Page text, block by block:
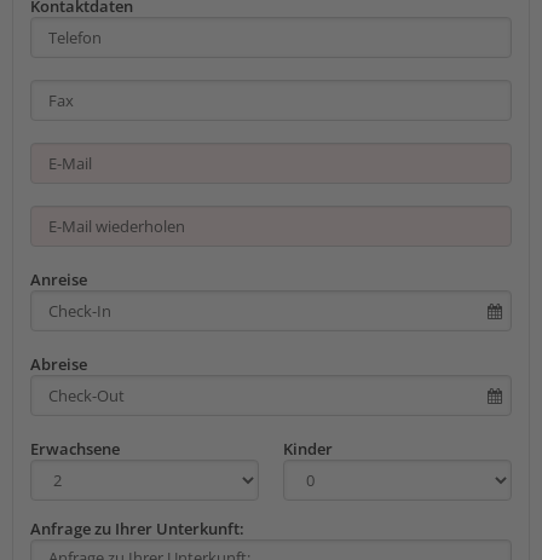
Kontaktdaten
Anreise
Abreise
Erwachsene Kinder
Anfrage zu Ihrer Unterkunft: